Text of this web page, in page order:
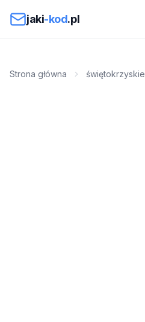
jaki-kod.pl
Strona główna świętokrzyskie